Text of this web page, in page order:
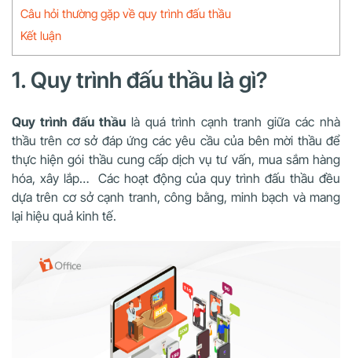
Câu hỏi thường gặp về quy trình đấu thầu
Kết luận
1. Quy trình đấu thầu là gì?
Quy trình đấu thầu là quá trình cạnh tranh giữa các nhà
thầu trên cơ sở đáp ứng các yêu cầu của bên mời thầu để
thực hiện gói thầu cung cấp dịch vụ tư vấn, mua sắm hàng
hóa, xây lắp… Các hoạt động của quy trình đấu thầu đều
dựa trên cơ sở cạnh tranh, công bằng, minh bạch và mang
lại hiệu quả kinh tế.